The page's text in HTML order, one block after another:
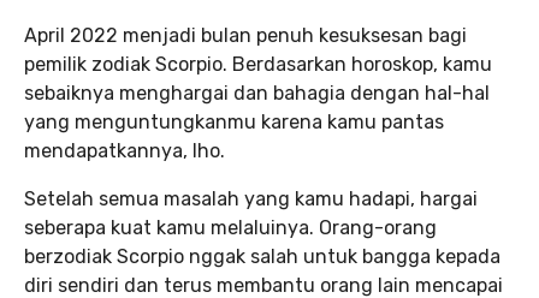
April 2022 menjadi bulan penuh kesuksesan bagi
pemilik zodiak Scorpio. Berdasarkan horoskop, kamu
sebaiknya menghargai dan bahagia dengan hal-hal
yang menguntungkanmu karena kamu pantas
mendapatkannya, lho.
Setelah semua masalah yang kamu hadapi, hargai
seberapa kuat kamu melaluinya. Orang-orang
berzodiak Scorpio nggak salah untuk bangga kepada
diri sendiri dan terus membantu orang lain mencapai